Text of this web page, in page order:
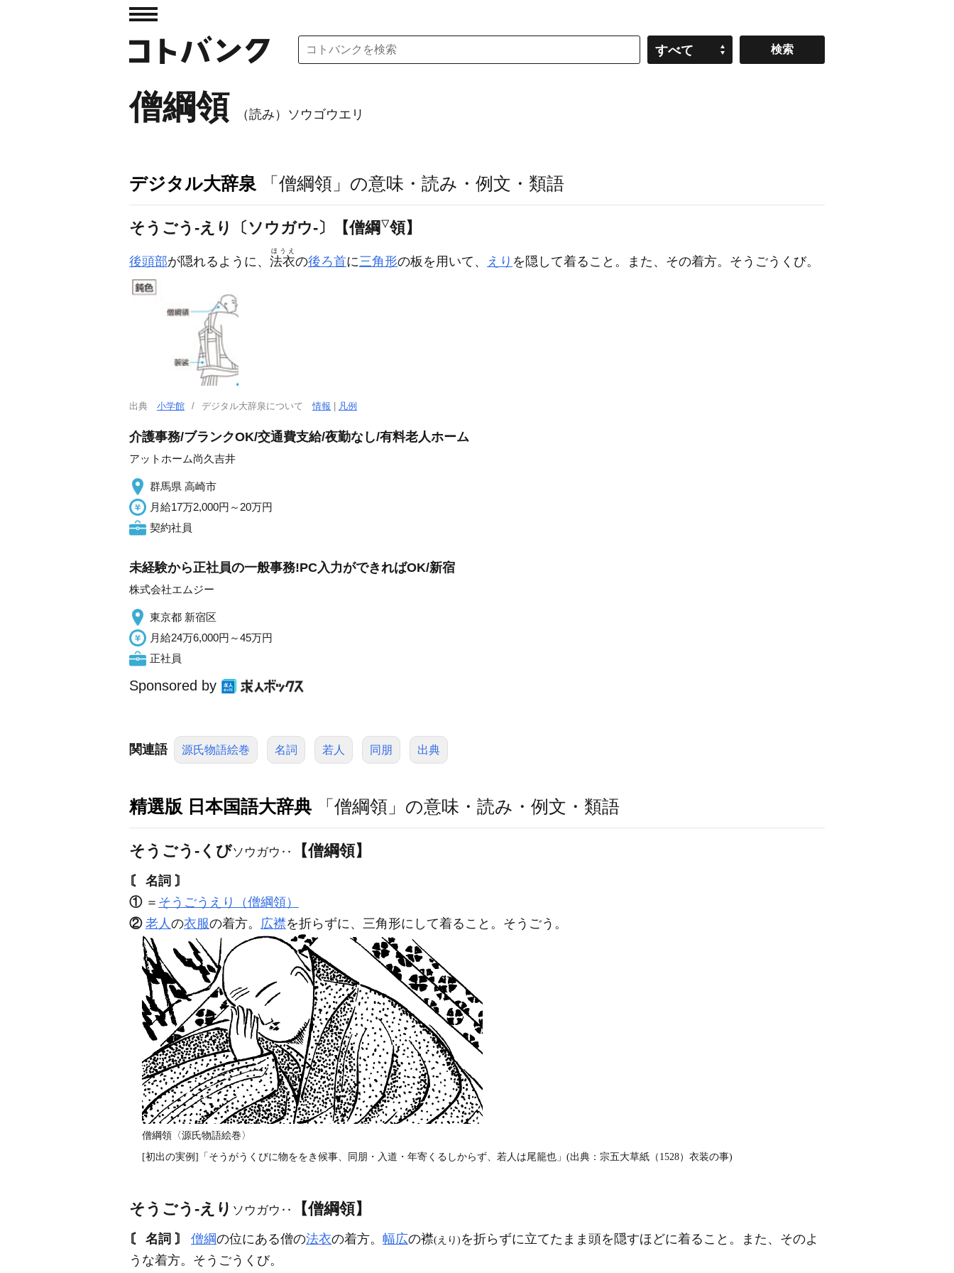
すべて
僧綱領 （読み）ソウゴウエリ
デジタル大辞泉 「僧綱領」の意味・読み・例文・類語
そうごう‐えり〔ソウガウ‐〕【僧綱 ▽領】
後頭部が隠れるように、 法衣
ほうえ
の後ろ首に三角形の板を用いて、 えり を隠して着ること。また、その着方。そうごうくび。
出典 小学館 デジタル大辞泉について情報 凡例
介護事務/ブランクOK/交通費支給/夜勤なし/有料老人ホーム
アットホーム尚久吉井
群馬県 高崎市
月給17万2,000円～20万円
契約社員
未経験から正社員の一般事務!PC入力ができればOK/新宿
株式会社エムジー
東京都 新宿区
月給24万6,000円～45万円
正社員
Sponsored by
関連語 源氏物語絵巻 名詞 若人 同朋 出典
精選版 日本国語大辞典 「僧綱領」の意味・読み・例文・類語
そうごう‐くびソウガウ‥ 【僧綱領】
〘 名詞 〙
①＝ そうごうえり（僧綱領）
② 老人の衣服の着方。 広襟を折らずに、三角形にして着ること。そうごう。
僧綱領〈源氏物語絵巻〉
[初出の実例]「そうがうくびに物ををき候事、同朋・入道・年寄くるしからず、若人は尾籠也」(出典：宗五大草紙（1528）衣装の事)
そうごう‐えり ソウガウ‥ 【僧綱領】
〘 名詞 〙 僧綱の位にある僧の法衣の着方。 幅広の襟(えり)を折らずに立てたまま頭を隠すほどに着ること。また、そのよ
うな着方。そうごうくび。